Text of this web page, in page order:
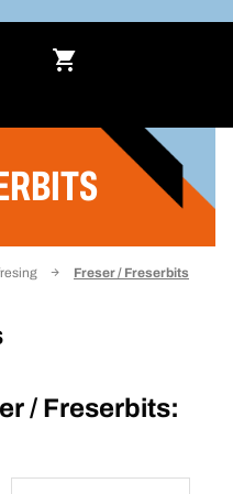
Freser / Freserbits
/ Freserbits: